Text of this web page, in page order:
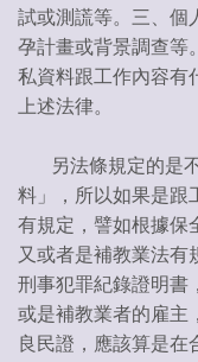
試或測謊等。三、個
孕計畫或背景調查等
私資料跟工作內容有
上述法律。
另法條規定的是不
料」，所以如果是跟
有規定，譬如根據保
又或者是補教業法有
刑事犯罪紀錄證明書
或是補教業者的雇主
良民證，應該算是在